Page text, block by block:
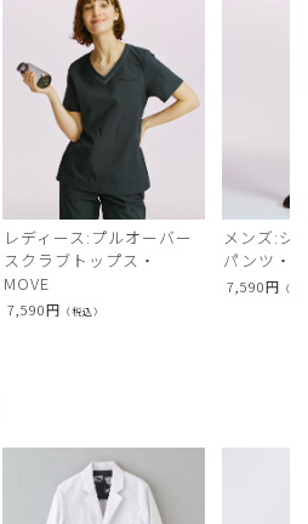
レディース:プルオーバー
スクラブトップス・
MOVE
7,590円 （税込）
メンズ:ジ
パンツ・
7,590円 （税